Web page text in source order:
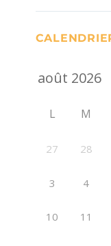
L M
27 28
3 4
10 11